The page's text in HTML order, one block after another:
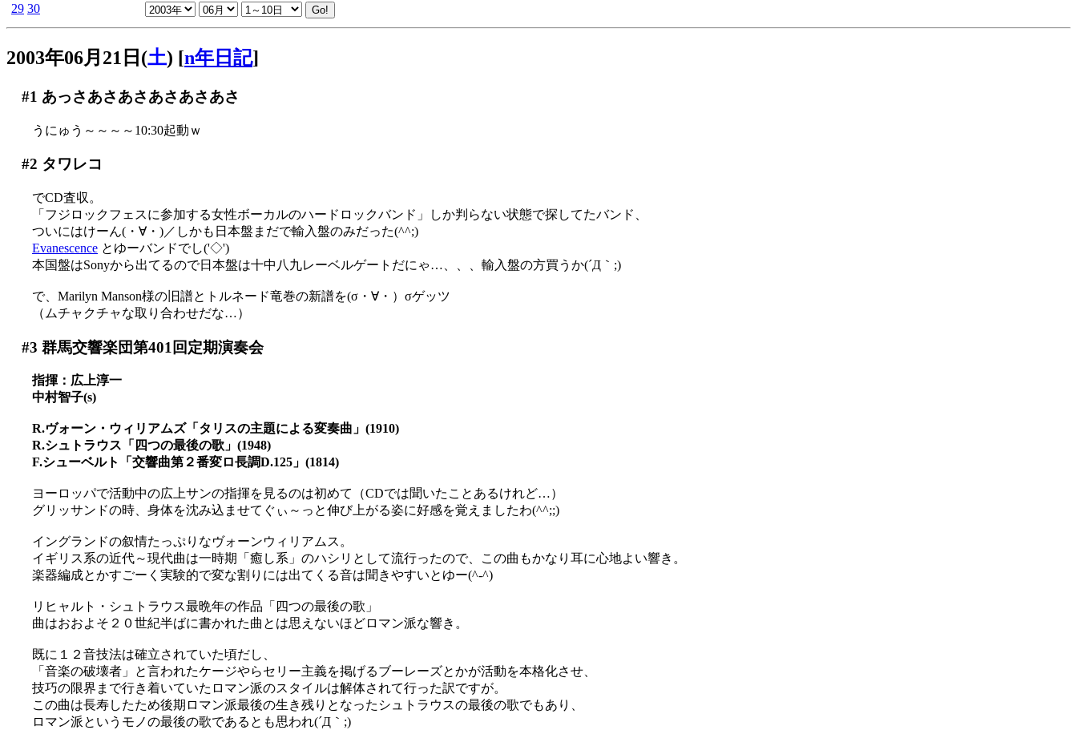
29 30
2003年06月21日(土) [n年日記]
#1 あっさあさあさあさあさあさ
うにゅう～～～～10:30起動ｗ
#2 タワレコ
でCD査収。
「フジロックフェスに参加する女性ボーカルのハードロックバンド」しか判らない状態で探してたバンド、
ついにはけーん(・∀・)／しかも日本盤まだで輸入盤のみだった(^^;)
Evanescence とゆーバンドでし('◇')ゞ
本国盤はSonyから出てるので日本盤は十中八九レーベルゲートだにゃ…、、、輸入盤の方買うか(´Д｀;)
で、Marilyn Manson様の旧譜とトルネード竜巻の新譜を(σ・∀・）σゲッツ
（ムチャクチャな取り合わせだな…）
#3 群馬交響楽団第401回定期演奏会
指揮：広上淳一
中村智子(s)
R.ヴォーン・ウィリアムズ「タリスの主題による変奏曲」(1910)
R.シュトラウス「四つの最後の歌」(1948)
F.シューベルト「交響曲第２番変ロ長調D.125」(1814)
ヨーロッパで活動中の広上サンの指揮を見るのは初めて（CDでは聞いたことあるけれど…）
グリッサンドの時、身体を沈み込ませてぐぃ～っと伸び上がる姿に好感を覚えましたわ(^^;;)
イングランドの叙情たっぷりなヴォーンウィリアムス。
イギリス系の近代～現代曲は一時期「癒し系」のハシリとして流行ったので、この曲もかなり耳に心地よい響き。
楽器編成とかすごーく実験的で変な割りには出てくる音は聞きやすいとゆー(^-^)
リヒャルト・シュトラウス最晩年の作品「四つの最後の歌」
曲はおおよそ２０世紀半ばに書かれた曲とは思えないほどロマン派な響き。
既に１２音技法は確立されていた頃だし、
「音楽の破壊者」と言われたケージやらセリー主義を掲げるブーレーズとかが活動を本格化させ、
技巧の限界まで行き着いていたロマン派のスタイルは解体されて行った訳ですが。
この曲は長寿したため後期ロマン派最後の生き残りとなったシュトラウスの最後の歌でもあり、
ロマン派というモノの最後の歌であるとも思われ(´Д｀;)